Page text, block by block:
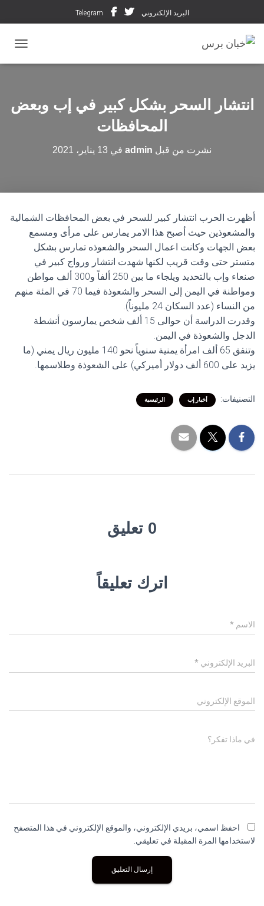
البريد الإلكتروني Telegram
انتشار السحر بشكل كبير في إب وبعض
المحافظات
نشرت من قبل admin في 13 يناير، 2021
أظهرت الحرب انتشار كبير للسحر في بعض المحافظات الشمالية
والمشعوذين حيث أصبح هذا الامر يمارس على مرأى ومسمع
بعض الجهات وكانت اعمال السحر والشعوذه تمارس بشكل
متستر حتى وقت قريب لكنها شهدت انتشار ورواج كبير في
صنعاء وإب بالتحديد ويلجاء ما بين 250 ألفاً و300 ألف مواطن
ومواطنة في اليمن إلى السحر والشعوذة فيما 70 في المئة منهم
من النساء (عدد السكان 24 مليوناً).
وقدرت الدراسة أن حوالى 15 ألف شخص يمارسون أنشطة
الدجل والشعوذة في اليمن.
وتنفق 65 ألف امرأة يمنية سنوياً نحو 140 مليون ريال يمني (ما
يزيد على 600 ألف دولار أميركي) على الشعوذة وطلاسمها.
التصنيفات: أخبار إب الرئيسية
0 تعليق
اترك تعليقاً
الاسم *
البريد الإلكتروني *
الموقع الإلكتروني
في ماذا تفكر؟
احفظ اسمي، بريدي الإلكتروني، والموقع الإلكتروني في هذا المتصفح
لاستخدامها المرة المقبلة في تعليقي.